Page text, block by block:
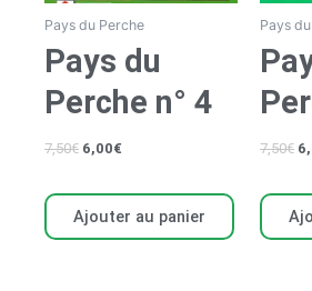
Pays du Perche
Pays du
Perche n° 4
7,50€ 6,00€
Ajouter au panier
Pays
7,50€